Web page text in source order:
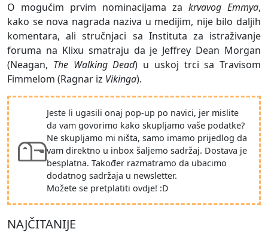
O mogućim prvim nominacijama za krvavog Emmya,
kako se nova nagrada naziva u medijim, nije bilo daljih
komentara, ali stručnjaci sa Instituta za istraživanje
foruma na Klixu smatraju da je Jeffrey Dean Morgan
(Neagan, The Walking Dead) u uskoj trci sa Travisom
Fimmelom (Ragnar iz Vikinga).
Jeste li ugasili onaj pop-up po navici, jer mislite
da vam govorimo kako skupljamo vaše podatke?
Ne skupljamo mi ništa, samo imamo prijedlog da
vam direktno u inbox šaljemo sadržaj. Dostava je
besplatna. Također razmatramo da ubacimo
dodatnog sadržaja u newsletter.
Možete se pretplatiti ovdje! :D
NAJČITANIJE